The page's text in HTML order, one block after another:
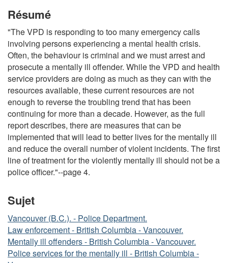
Résumé
"The VPD is responding to too many emergency calls
involving persons experiencing a mental health crisis.
Often, the behaviour is criminal and we must arrest and
prosecute a mentally ill offender. While the VPD and health
service providers are doing as much as they can with the
resources available, these current resources are not
enough to reverse the troubling trend that has been
continuing for more than a decade. However, as the full
report describes, there are measures that can be
implemented that will lead to better lives for the mentally ill
and reduce the overall number of violent incidents. The first
line of treatment for the violently mentally ill should not be a
police officer."--page 4.
Sujet
Vancouver (B.C.). - Police Department.
Law enforcement - British Columbia - Vancouver.
Mentally ill offenders - British Columbia - Vancouver.
Police services for the mentally ill - British Columbia -